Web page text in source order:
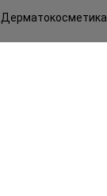
Дерматокосметика